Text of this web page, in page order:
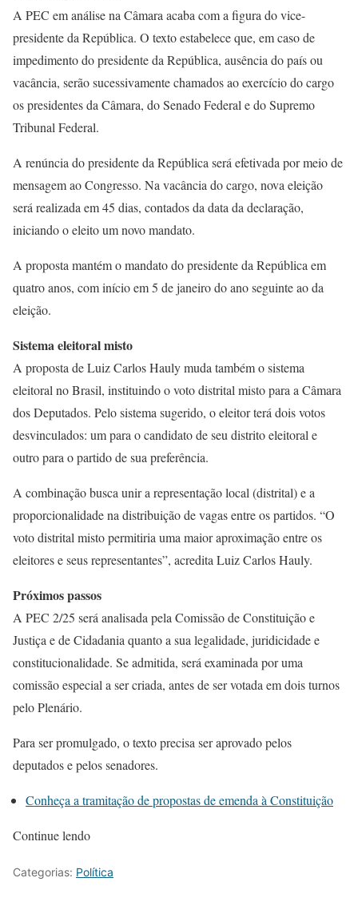
A PEC em análise na Câmara acaba com a figura do vice-
presidente da República. O texto estabelece que, em caso de
impedimento do presidente da República, ausência do país ou
vacância, serão sucessivamente chamados ao exercício do cargo
os presidentes da Câmara, do Senado Federal e do Supremo
Tribunal Federal.
A renúncia do presidente da República será efetivada por meio de
mensagem ao Congresso. Na vacância do cargo, nova eleição
será realizada em 45 dias, contados da data da declaração,
iniciando o eleito um novo mandato.
A proposta mantém o mandato do presidente da República em
quatro anos, com início em 5 de janeiro do ano seguinte ao da
eleição.
Sistema eleitoral misto
A proposta de Luiz Carlos Hauly muda também o sistema
eleitoral no Brasil, instituindo o voto distrital misto para a Câmara
dos Deputados. Pelo sistema sugerido, o eleitor terá dois votos
desvinculados: um para o candidato de seu distrito eleitoral e
outro para o partido de sua preferência.
A combinação busca unir a representação local (distrital) e a
proporcionalidade na distribuição de vagas entre os partidos. “O
voto distrital misto permitiria uma maior aproximação entre os
eleitores e seus representantes”, acredita Luiz Carlos Hauly.
Próximos passos
A PEC 2/25 será analisada pela Comissão de Constituição e
Justiça e de Cidadania quanto a sua legalidade, juridicidade e
constitucionalidade. Se admitida, será examinada por uma
comissão especial a ser criada, antes de ser votada em dois turnos
pelo Plenário.
Para ser promulgado, o texto precisa ser aprovado pelos
deputados e pelos senadores.
Conheça a tramitação de propostas de emenda à Constituição
Continue lendo
Categorias: Política